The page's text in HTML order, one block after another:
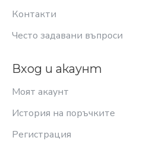
Контакти
Често задавани въпроси
Вход и акаунт
Моят акаунт
История на поръчките
Регистрация